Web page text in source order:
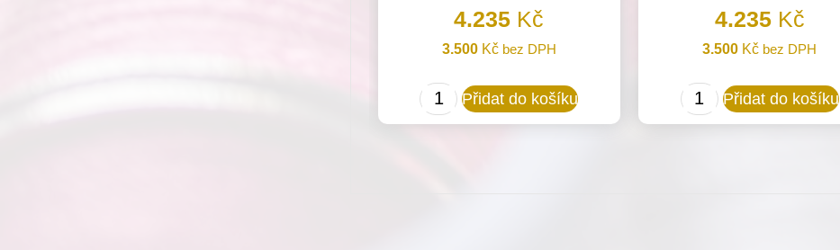
4.235 Kč
3.500 Kčbez DPH
Šicí
sada
Přidat do košíku
4.235 Kč
3.500 Kč bez DPH
Šicí
sada
Přidat do košíku